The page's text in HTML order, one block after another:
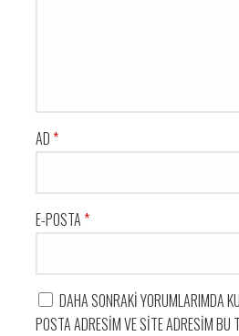
AD*
E-POSTA*
DAHA SONRAKI YORUMLARIMDA
POSTA ADRESIM VE SITE ADRESIM BU